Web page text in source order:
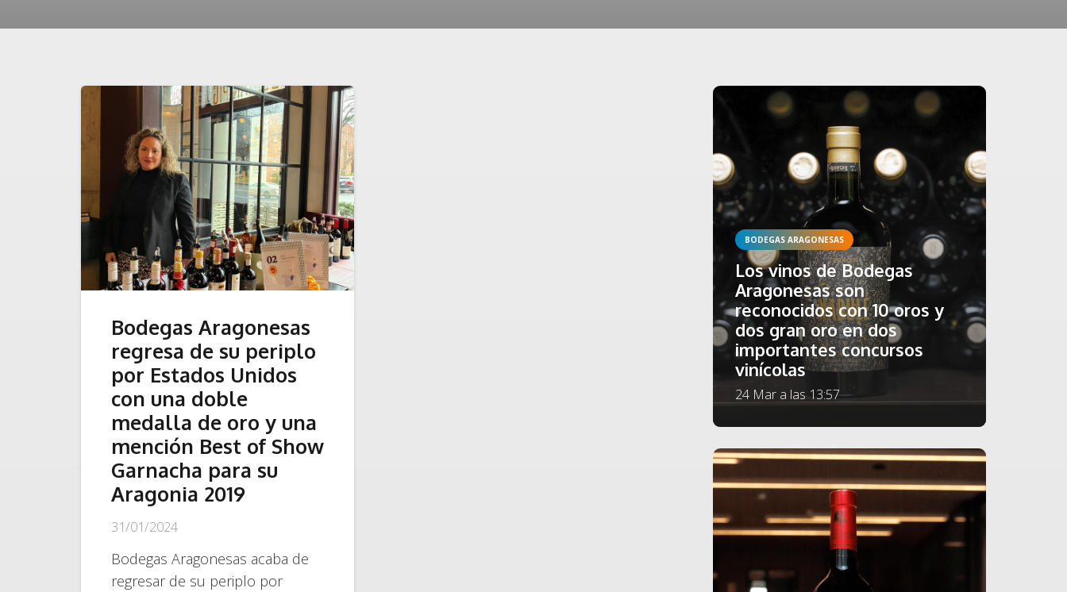
Bodegas Aragonesas
regresa de su periplo
por Estados Unidos
con una doble
medalla de oro y una
mención Best of Show
Garnacha para su
Aragonia 2019
31/01/2024
Bodegas Aragonesas acaba de
regresar de su periplo por
BODEGAS ARAGONESAS
Los vinos de Bodegas
Aragonesas son
reconocidos con 10 oros y
dos gran oro en dos
importantes concursos
vinícolas
24 Mar a las 13:57